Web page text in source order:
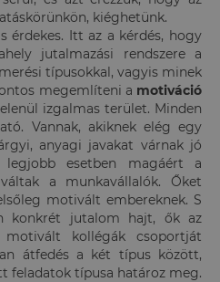
kiéghetünk.
érdekes. Itt az a kérdés, hogy
jutalmazási rendszere a
típusokkal, vagyis minek
megemlíteni a motiváció
izgalmas terület. Minden
Vannak, akiknek elég egy
anyagi javakat várnak jó
legjobb esetben magáért a
a munkavállalók. Őket
motivált embereknek. S
konkrét jutalom hajt, ők az
kollégák csoportját
átfedés a két típus között,
feladatok típusa határoz meg.